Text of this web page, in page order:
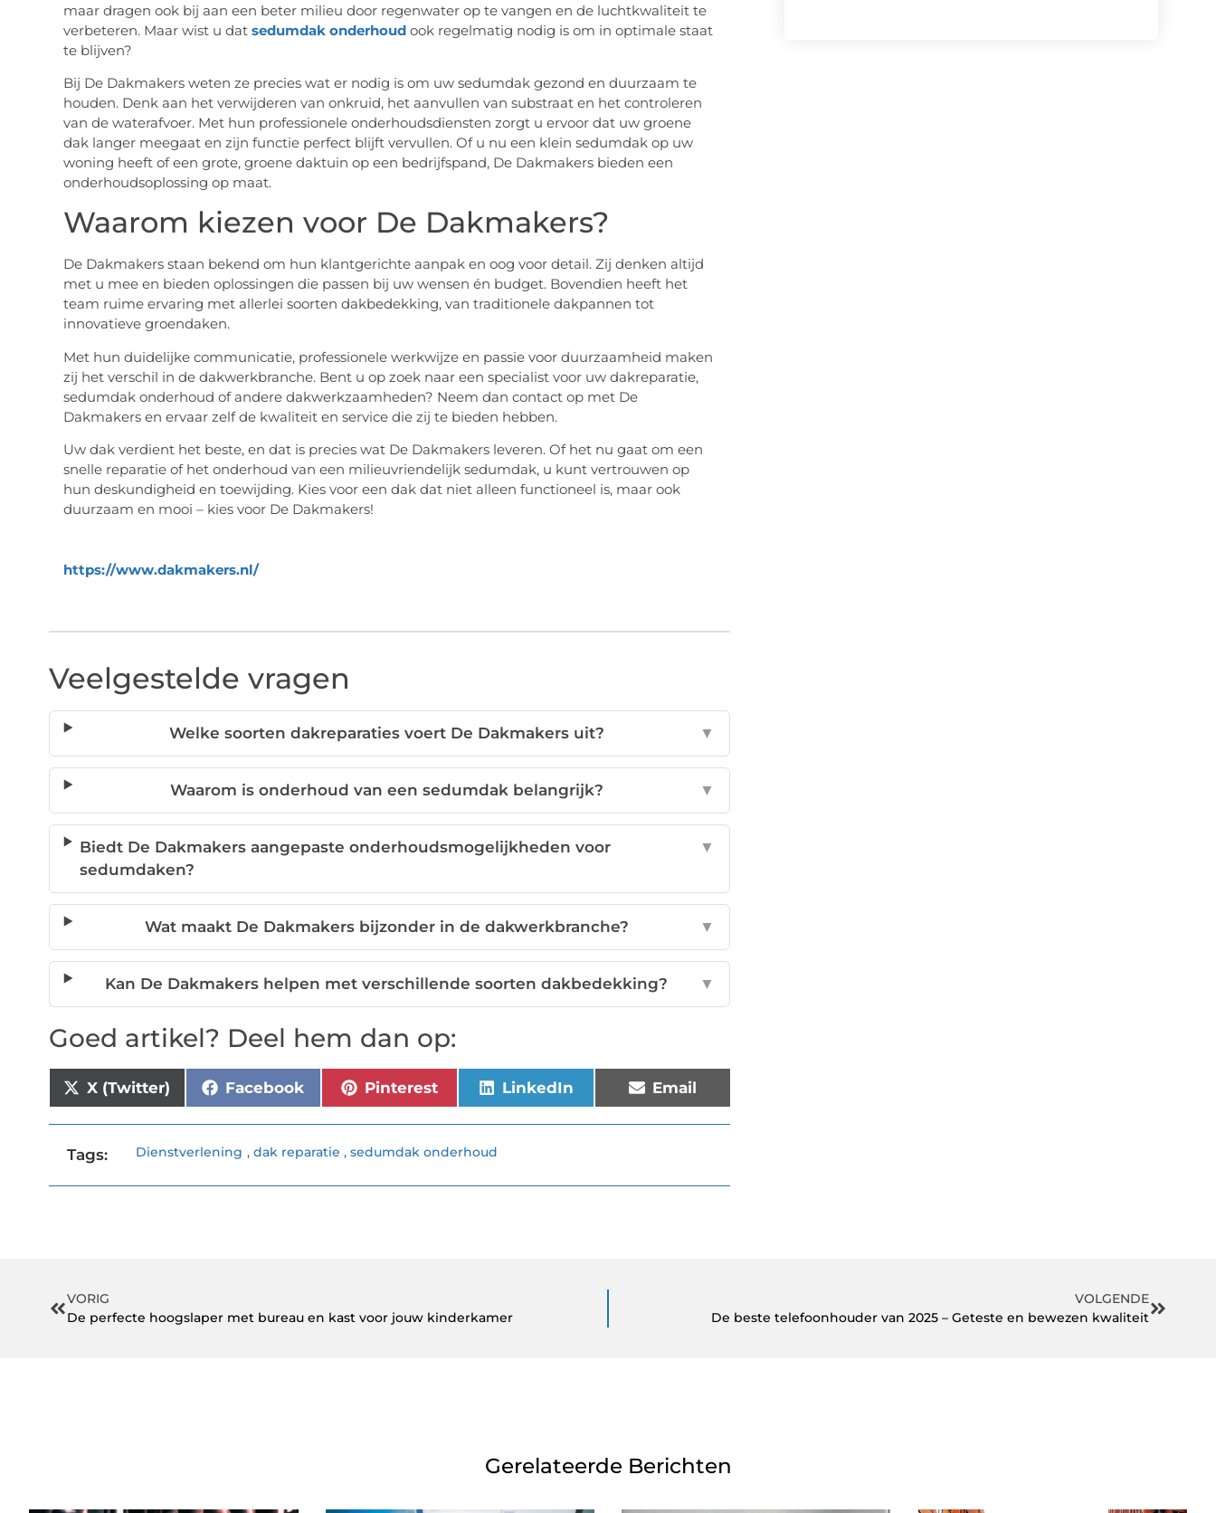
maar dragen ook bij aan een beter milieu door regenwater op te vangen en de luchtkwaliteit te
verbeteren. Maar wist u dat sedumdak onderhoudook regelmatig nodig is om in optimale staat
te blijven?
Bij De Dakmakers weten ze precies wat er nodig is om uw sedumdak gezond en duurzaam te
houden. Denk aan het verwijderen van onkruid, het aanvullen van substraat en het controleren
van de waterafvoer. Met hun professionele onderhoudsdiensten zorgt u ervoor dat uw groene
dak langer meegaat en zijn functie perfect blijft vervullen. Of u nu een klein sedumdak op uw
woning heeft of een grote, groene daktuin op een bedrijfspand, De Dakmakers bieden een
onderhoudsoplossing op maat.
Waarom kiezen voor De Dakmakers?
De Dakmakers staan bekend om hun klantgerichte aanpak en oog voor detail. Zij denken altijd
met u mee en bieden oplossingen die passen bij uw wensen én budget. Bovendien heeft het
team ruime ervaring met allerlei soorten dakbedekking, van traditionele dakpannen tot
innovatieve groendaken.
Met hun duidelijke communicatie, professionele werkwijze en passie voor duurzaamheid maken
zij het verschil in de dakwerkbranche. Bent u op zoek naar een specialist voor uw dakreparatie,
sedumdak onderhoud of andere dakwerkzaamheden? Neem dan contact op met De
Dakmakers en ervaar zelf de kwaliteit en service die zij te bieden hebben.
Uw dak verdient het beste, en dat is precies wat De Dakmakers leveren. Of het nu gaat om een
snelle reparatie of het onderhoud van een milieuvriendelijk sedumdak, u kunt vertrouwen op
hun deskundigheid en toewijding. Kies voor een dak dat niet alleen functioneel is, maar ook
duurzaam en mooi – kies voor De Dakmakers!
https://www.dakmakers.nl/
Veelgestelde vragen
Welke soorten dakreparaties voert De Dakmakers uit? ▼
Waarom is onderhoud van een sedumdak belangrijk? ▼
Biedt De Dakmakers aangepaste onderhoudsmogelijkheden voor
sedumdaken?
▼
Wat maakt De Dakmakers bijzonder in de dakwerkbranche? ▼
Kan De Dakmakers helpen met verschillende soorten dakbedekking? ▼
Goed artikel? Deel hem dan op:
X (Twitter) Facebook Pinterest LinkedIn Email
Tags: Dienstverlening ,dak reparatie ,sedumdak onderhoud
VORIG
De perfecte hoogslaper met bureau en kast voor jouw kinderkamer
VOLGENDE
De beste telefoonhouder van 2025 – Geteste en bewezen kwaliteit
Gerelateerde Berichten